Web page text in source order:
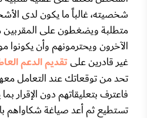
شخصيته، غالباً ما يكون لدى
متطلبة ويضغطون على المقربين
الآخرون ويحترمونهم وأن يكونوا
غير قادرين علىتقديم الدعم
تحد من توقعاتك عند التعامل
فاعترف بتعليقاتهم دون الإقرار
تستطيع ثم أعد صياغة شكاواهم